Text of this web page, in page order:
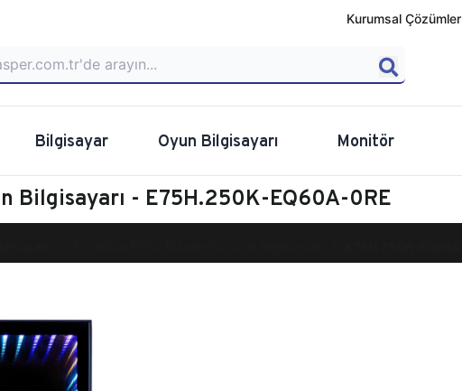
Kurumsal Çözümler
Bilgisayar Oyun Bilgisayarı Monitör
Bilgisayarı - E75H.250K-EQ60A-0RE